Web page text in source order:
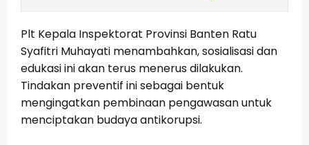
Plt Kepala Inspektorat Provinsi Banten Ratu
Syafitri Muhayati menambahkan, sosialisasi dan
edukasi ini akan terus menerus dilakukan.
Tindakan preventif ini sebagai bentuk
mengingatkan pembinaan pengawasan untuk
menciptakan budaya antikorupsi.